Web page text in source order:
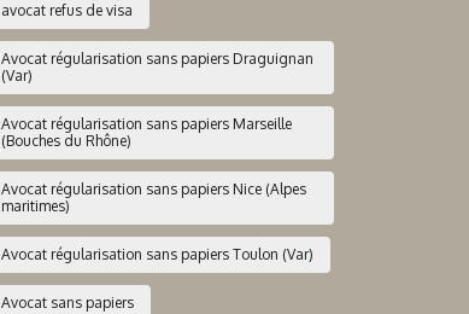
avocat refus de visa
Avocat régularisation sans papiers Draguignan
(Var)
Avocat régularisation sans papiers Marseille
(Bouches du Rhône)
Avocat régularisation sans papiers Nice (Alpes
maritimes)
Avocat régularisation sans papiers Toulon (Var)
Avocat sans papiers